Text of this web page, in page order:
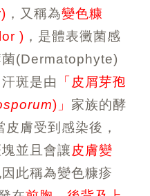
，又稱為變色糠
) ，是體表黴菌感
(Dermatophyte)
斑是由
「皮屑芽孢
) 」 家族的酵
皮膚受到感染後，
並且會讓皮膚變
因此稱為變色糠疹